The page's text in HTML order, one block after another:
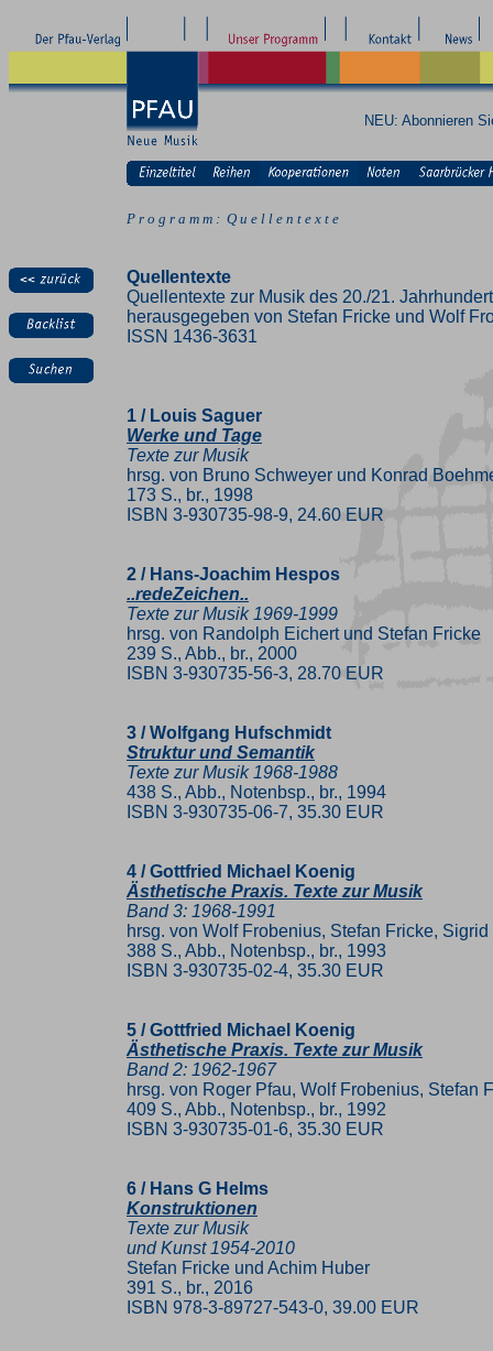
NEU: Abonnieren
P r o g r a m m : Q u e l l e n t e x t e
Quellentexte
Quellentexte zur Musik des 20./21.
herausgegeben von Stefan Fricke und Wolf
ISSN 1436-3631
1 / Louis Saguer
Werke und Tage
Texte zur Musik
hrsg. von Bruno Schweyer und Konrad
173 S., br., 1998
ISBN 3-930735-98-9, 24.60 EUR
2 / Hans-Joachim Hespos
..redeZeichen..
Texte zur Musik 1969-1999
hrsg. von Randolph Eichert und Stefan Fricke
239 S., Abb., br., 2000
ISBN 3-930735-56-3, 28.70 EUR
3 / Wolfgang Hufschmidt
Struktur und Semantik
Texte zur Musik 1968-1988
438 S., Abb., Notenbsp., br., 1994
ISBN 3-930735-06-7, 35.30 EUR
4 / Gottfried Michael Koenig
Ästhetische Praxis. Texte zur Musik
Band 3: 1968-1991
hrsg. von Wolf Frobenius, Stefan Fricke,
388 S., Abb., Notenbsp., br., 1993
ISBN 3-930735-02-4, 35.30 EUR
5 / Gottfried Michael Koenig
Ästhetische Praxis. Texte zur Musik
Band 2: 1962-1967
hrsg. von Roger Pfau, Wolf Frobenius, Stefan
409 S., Abb., Notenbsp., br., 1992
ISBN 3-930735-01-6, 35.30 EUR
6 / Hans G Helms
Konstruktionen
Texte zur Musik
und Kunst 1954-2010
Stefan Fricke und Achim Huber
391 S., br., 2016
ISBN 978-3-89727-543-0, 39.00 EUR